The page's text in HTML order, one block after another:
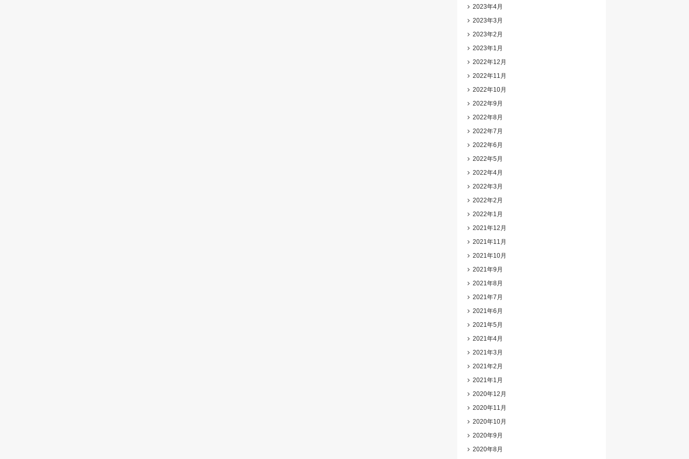
2023年4月
2023年3月
2023年2月
2023年1月
2022年12月
2022年11月
2022年10月
2022年9月
2022年8月
2022年7月
2022年6月
2022年5月
2022年4月
2022年3月
2022年2月
2022年1月
2021年12月
2021年11月
2021年10月
2021年9月
2021年8月
2021年7月
2021年6月
2021年5月
2021年4月
2021年3月
2021年2月
2021年1月
2020年12月
2020年11月
2020年10月
2020年9月
2020年8月